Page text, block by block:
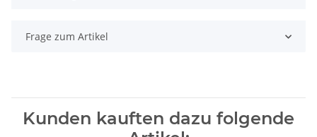
Frage zum Artikel
Kunden kauften dazu folgende